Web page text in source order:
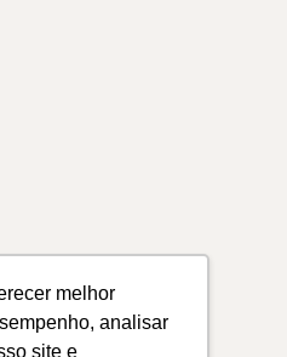
melhor
analisar
site e